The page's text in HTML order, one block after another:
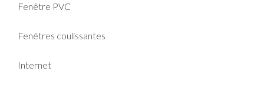
Fenêtre PVC
Fenêtres coulissantes
Internet